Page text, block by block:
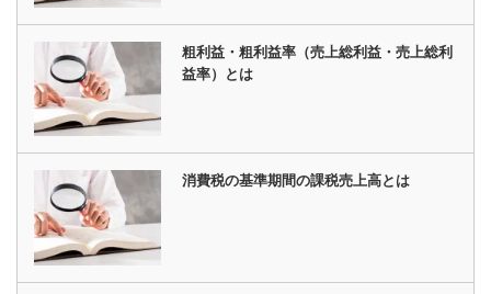
粗利益・粗利益率（売上総利益・売上総利
益率）とは
消費税の基準期間の課税売上高とは